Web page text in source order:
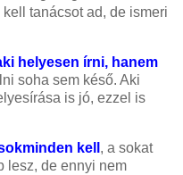
tanácsot ad, de ismeri
helyesen írni, hanem
soha sem késő. Aki
is jó, ezzel is
kell , a sokat
lesz, de ennyi nem